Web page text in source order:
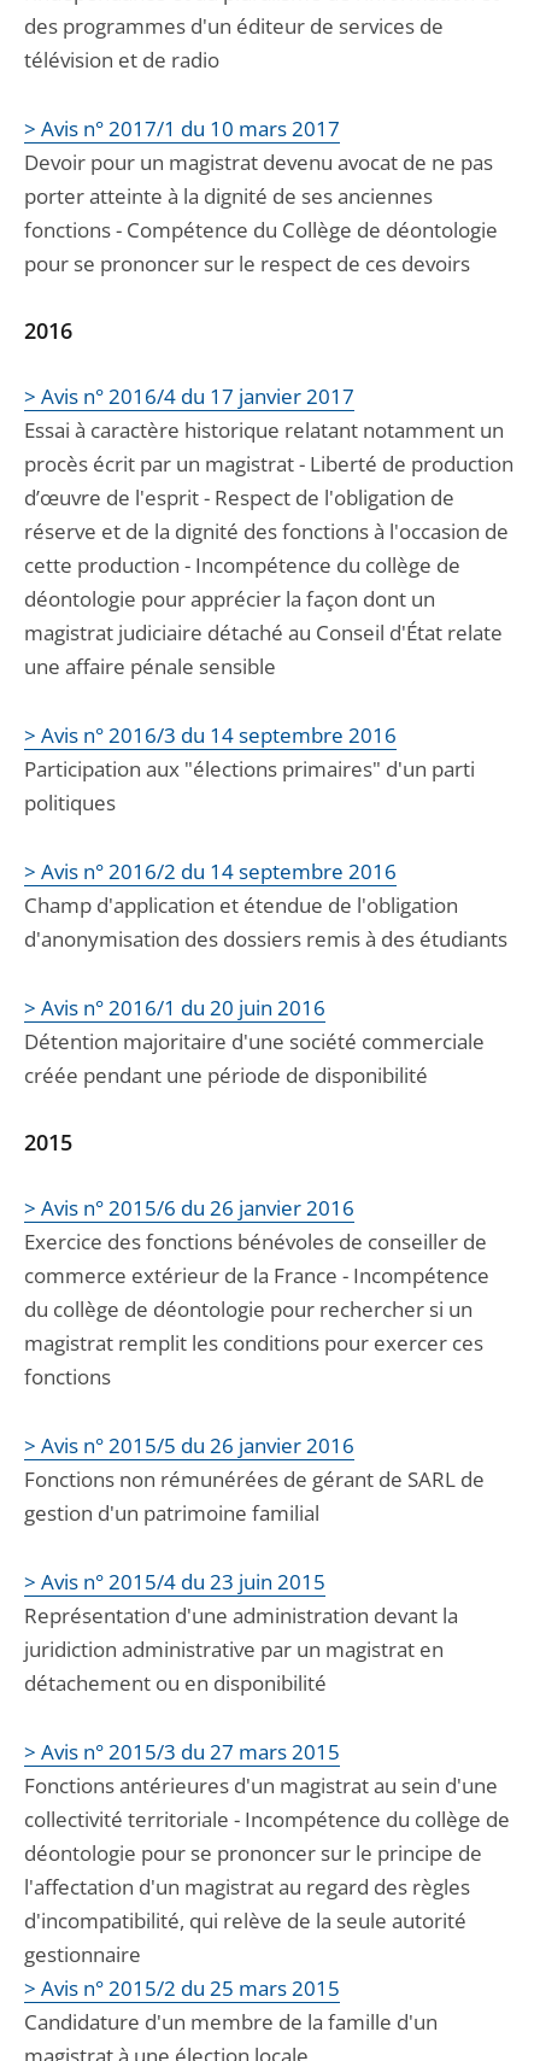
des programmes d'un éditeur de services de
télévision et de radio
> Avis n° 2017/1 du 10 mars 2017
Devoir pour un magistrat devenu avocat de ne pas
porter atteinte à la dignité de ses anciennes
fonctions - Compétence du Collège de déontologie
pour se prononcer sur le respect de ces devoirs
2016
> Avis n° 2016/4 du 17 janvier 2017
Essai à caractère historique relatant notamment un
procès écrit par un magistrat - Liberté de production
d’œuvre de l'esprit - Respect de l'obligation de
réserve et de la dignité des fonctions à l'occasion de
cette production - Incompétence du collège de
déontologie pour apprécier la façon dont un
magistrat judiciaire détaché au Conseil d'État relate
une affaire pénale sensible
> Avis n° 2016/3 du 14 septembre 2016
Participation aux "élections primaires" d'un parti
politiques
> Avis n° 2016/2 du 14 septembre 2016
Champ d'application et étendue de l'obligation
d'anonymisation des dossiers remis à des étudiants
> Avis n° 2016/1 du 20 juin 2016
Détention majoritaire d'une société commerciale
créée pendant une période de disponibilité
2015
> Avis n° 2015/6 du 26 janvier 2016
Exercice des fonctions bénévoles de conseiller de
commerce extérieur de la France - Incompétence
du collège de déontologie pour rechercher si un
magistrat remplit les conditions pour exercer ces
fonctions
> Avis n° 2015/5 du 26 janvier 2016
Fonctions non rémunérées de gérant de SARL de
gestion d'un patrimoine familial
> Avis n° 2015/4 du 23 juin 2015
Représentation d'une administration devant la
juridiction administrative par un magistrat en
détachement ou en disponibilité
> Avis n° 2015/3 du 27 mars 2015
Fonctions antérieures d'un magistrat au sein d'une
collectivité territoriale - Incompétence du collège de
déontologie pour se prononcer sur le principe de
l'affectation d'un magistrat au regard des règles
d'incompatibilité, qui relève de la seule autorité
gestionnaire
> Avis n° 2015/2 du 25 mars 2015
Candidature d'un membre de la famille d'un